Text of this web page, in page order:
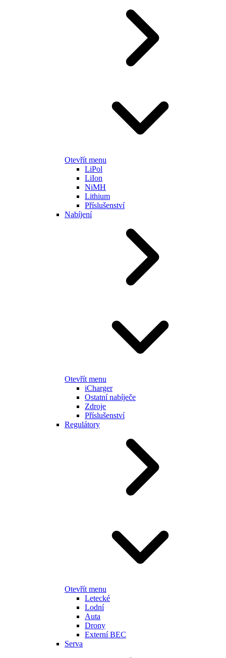
Otevřít menu
LiPol
LiIon
NiMH
Lithium
Příslušenství
Nabíjení
Otevřít menu
iCharger
Ostatní nabíječe
Zdroje
Příslušenství
Regulátory
Otevřít menu
Letecké
Lodní
Auta
Drony
Externí BEC
Serva